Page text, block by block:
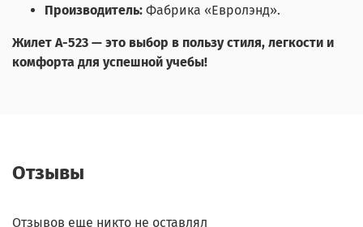
Производитель: Фабрика «Евролэнд».
Жилет А-523 — это выбор в пользу стиля, легкости и
комфорта для успешной учебы!
Отзывы
Отзывов еще никто не оставлял